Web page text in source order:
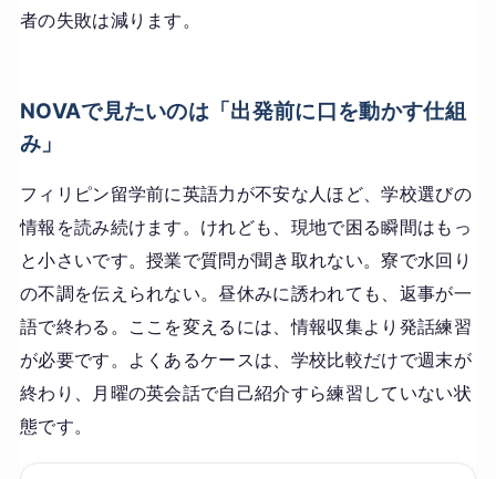
者の失敗は減ります。
NOVAで見たいのは「出発前に口を動かす仕組
み」
フィリピン留学前に英語力が不安な人ほど、学校選びの
情報を読み続けます。けれども、現地で困る瞬間はもっ
と小さいです。授業で質問が聞き取れない。寮で水回り
の不調を伝えられない。昼休みに誘われても、返事が一
語で終わる。ここを変えるには、情報収集より発話練習
が必要です。よくあるケースは、学校比較だけで週末が
終わり、月曜の英会話で自己紹介すら練習していない状
態です。